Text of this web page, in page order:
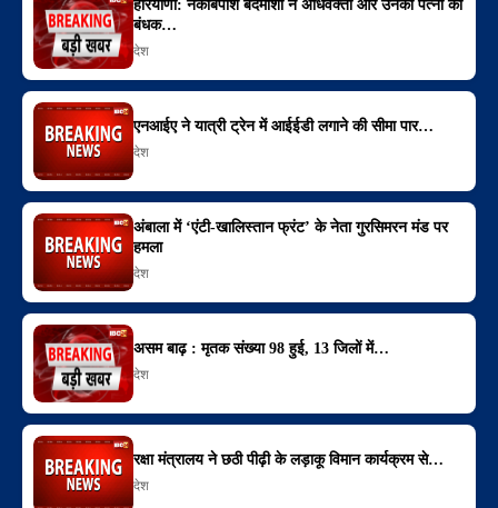
हरियाणा: नकाबपोश बदमाशों ने अधिवक्ता और उनकी पत्नी को
बंधक…
देश
एनआईए ने यात्री ट्रेन में आईईडी लगाने की सीमा पार…
देश
अंबाला में ‘एंटी-खालिस्तान फ्रंट’ के नेता गुरसिमरन मंड पर
हमला
देश
असम बाढ़ : मृतक संख्या 98 हुई, 13 जिलों में…
देश
रक्षा मंत्रालय ने छठी पीढ़ी के लड़ाकू विमान कार्यक्रम से…
देश